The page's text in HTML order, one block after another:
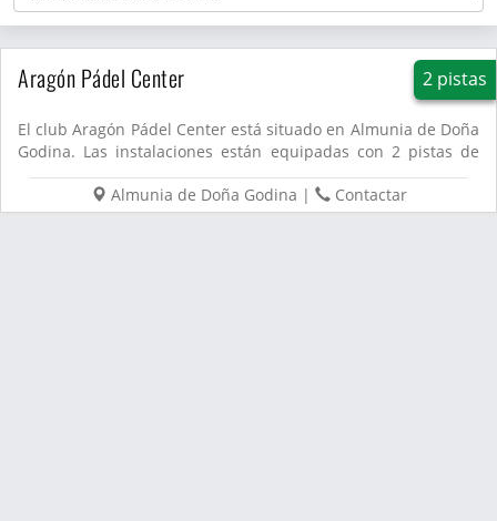
Aragón Pádel Center 2 pistas
El club Aragón Pádel Center está situado en Almunia de Doña
Godina. Las instalaciones están equipadas con 2 pistas de
p�...
Almunia de Doña Godina | Contactar